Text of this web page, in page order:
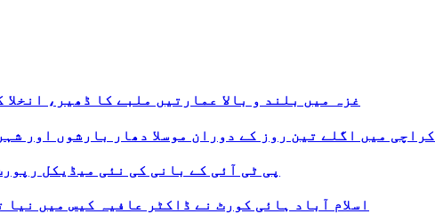
غزہ میں بلند و بالا عمارتیں ملبے کا ڈھیر،
کراچی میں اگلے تین روز کے دوران موسلا دھار بارشوں اور
پی ٹی آئی کے بانی کی نئی میڈیکل
اسلام آباد ہائی کورٹ نے ڈاکٹر عافیہ کیس میں